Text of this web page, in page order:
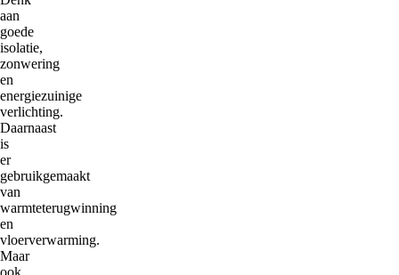
aan
goede
isolatie,
zonwering
en
energiezuinige
verlichting.
Daarnaast
is
er
gebruikgemaakt
van
warmteterugwinning
en
vloerverwarming.
Maar
ook